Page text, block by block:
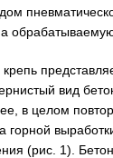
вид
в целом
горной
(рис. 1).